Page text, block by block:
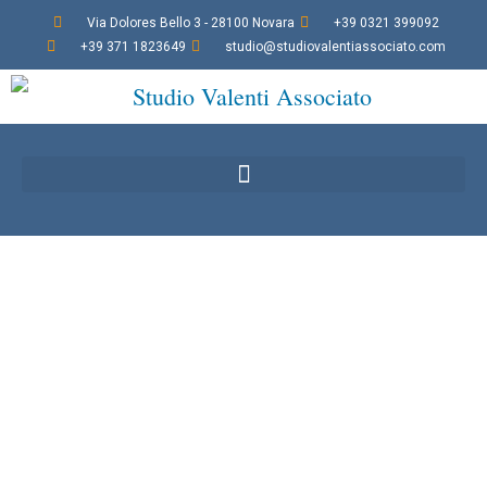
Via Dolores Bello 3 - 28100 Novara
+39 0321 399092
+39 371 1823649
studio@studiovalentiassociato.com